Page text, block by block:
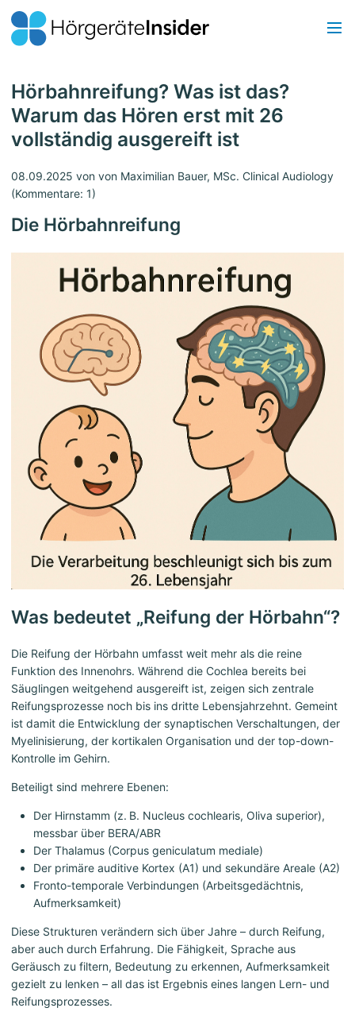
Hörbahnreifung? Was ist das?
Warum das Hören erst mit 26
vollständig ausgereift ist
08.09.2025 von von Maximilian Bauer, MSc. Clinical Audiology
(Kommentare: 1)
Die Hörbahnreifung
Was bedeutet „Reifung der Hörbahn“?
Die Reifung der Hörbahn umfasst weit mehr als die reine
Funktion des Innenohrs. Während die Cochlea bereits bei
Säuglingen weitgehend ausgereift ist, zeigen sich zentrale
Reifungsprozesse noch bis ins dritte Lebensjahrzehnt. Gemeint
ist damit die Entwicklung der synaptischen Verschaltungen, der
Myelinisierung, der kortikalen Organisation und der top-down-
Kontrolle im Gehirn.
Beteiligt sind mehrere Ebenen:
Der Hirnstamm (z. B. Nucleus cochlearis, Oliva superior),
messbar über BERA/ABR
Der Thalamus (Corpus geniculatum mediale)
Der primäre auditive Kortex (A1) und sekundäre Areale (A2)
Fronto-temporale Verbindungen (Arbeitsgedächtnis,
Aufmerksamkeit)
Diese Strukturen verändern sich über Jahre – durch Reifung,
aber auch durch Erfahrung. Die Fähigkeit, Sprache aus
Geräusch zu filtern, Bedeutung zu erkennen, Aufmerksamkeit
gezielt zu lenken – all das ist Ergebnis eines langen Lern- und
Reifungsprozesses.